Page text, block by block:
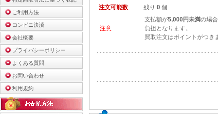
ご利用方法
コンビニ決済
会社概要
プライバシーポリシー
よくある質問
お問い合わせ
利用規約
注文可能数
残り 0 個
注意
支払額が5,000円未満の場
負担となります。
買取注文はポイントがつき